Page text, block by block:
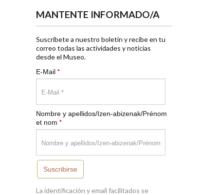
MANTENTE INFORMADO/A
Suscríbete a nuestro boletín y recibe en tu
correo todas las actividades y noticias
desde el Museo.
E-Mail *
Nombre y apellidos/Izen-abizenak/Prénom
et nom *
Suscribirse
La identificación y email facilitados se